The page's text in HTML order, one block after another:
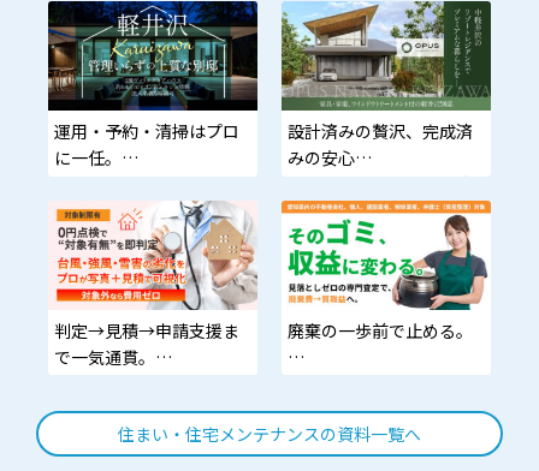
運用・予約・清掃はプロ
に一任。
愉しむだけ。
設計済みの贅沢、完成済
みの安心
み。家具・家電・カーテ
ン標準搭載の即入居モデ
ル。
判定→見積→申請支援ま
で一気通貫。
資産価値を守る
廃棄の一歩前で止める。
慣。捨てる決断の前に。
住まい・住宅メンテナンスの資料一覧へ